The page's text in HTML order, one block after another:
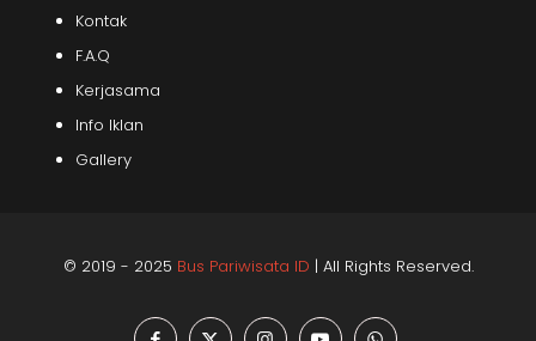
Kontak
F.A.Q
Kerjasama
Info Iklan
Gallery
© 2019 - 2025 Bus Pariwisata ID | All Rights Reserved.